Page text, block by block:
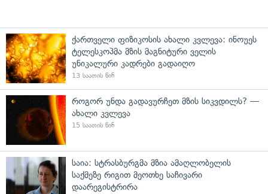
ქართველი ფიზიკოსის ახალი კვლევა: ინოუეს
ტელესკოპმა მზის მაგნიტური ველის
უნიკალური კადრები გადაიღო
13 საათის წინ
როგორ უნდა გადავურჩეთ მზის სიკვდილს? —
ახალი კვლევა
15 საათის წინ
საია: სტრასბურგმა მზია ამაღლობელის
საქმეზე რიგით მეოთხე საჩივარი
დაარეგისტრირა